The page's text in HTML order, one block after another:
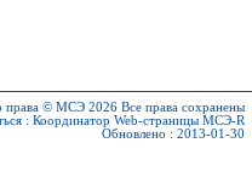
права © МСЭ 2026 Все права сохранены
: Координатор Web-страницы МСЭ-R
Обновлено : 2013-01-30